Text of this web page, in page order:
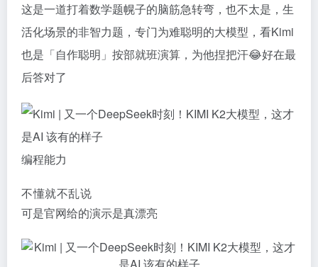
这是一道打着数学题幌子的脑筋急转弯，也不太是，生
活化场景的非智力题，专门为难聪明的大模型，看Kimi
也是「自作聪明」按部就班演算，为他捏把汗😂好在最
后答对了
编程能力
不懂就不乱说
可是官网给的演示是真漂亮